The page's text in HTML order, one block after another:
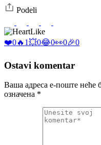
Podeli
Like
❤️0🔥 1💥0😂0👀0🎉0
Ostavi komentar
Ваша адреса е-поште неће
означена *